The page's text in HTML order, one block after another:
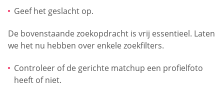
Geef het geslacht op.
De bovenstaande zoekopdracht is vrij essentieel. Laten
we het nu hebben over enkele zoekfilters.
Controleer of de gerichte matchup een profielfoto
heeft of niet.